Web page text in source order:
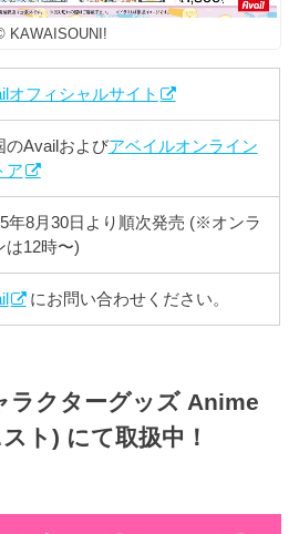
KAWAISOUNI!
オフィシャルサイト
のAvailおよびアベイルオンライン
ア
年8月30日より順次発売 (※オンラ
は12時〜)
にお問い合わせください。
ラクターグッズ Anime
ト) にて取扱中！